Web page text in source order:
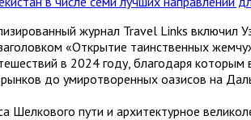
журнал Travel Links включил
«Открытие таинственных
в 2024 году, благодаря
до умиротворенных оазисов на
Шелкового пути и архитектурное